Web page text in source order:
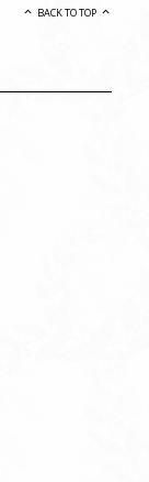
BACK TO TOP